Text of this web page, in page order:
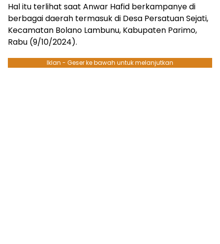
Hal itu terlihat saat Anwar Hafid berkampanye di
berbagai daerah termasuk di Desa Persatuan Sejati,
Kecamatan Bolano Lambunu, Kabupaten Parimo,
Rabu (9/10/2024).
Iklan - Geser ke bawah untuk melanjutkan